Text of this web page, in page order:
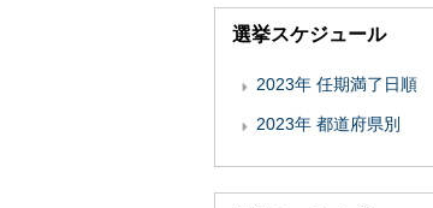
選挙スケジュール
2023年 任期満了日順
2023年 都道府県別